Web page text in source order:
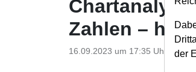
Chartanalyse
Zahlen –
16.09.2023 um 17:35 Uhr P.
der